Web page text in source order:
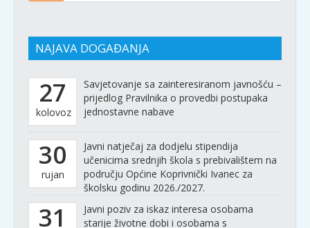
NAJAVA DOGAĐANJA
27
kolovoz
Savjetovanje sa zainteresiranom javnošću –
prijedlog Pravilnika o provedbi postupaka
jednostavne nabave
30
rujan
Javni natječaj za dodjelu stipendija
učenicima srednjih škola s prebivalištem na
području Općine Koprivnički Ivanec za
školsku godinu 2026./2027.
31
Javni poziv za iskaz interesa osobama
starije životne dobi i osobama s